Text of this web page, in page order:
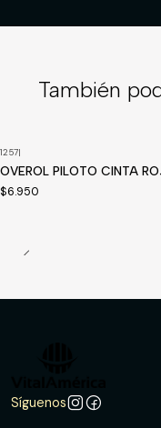
También
1257|
OVEROL PILOTO CINTA
$6.950
Síguenos